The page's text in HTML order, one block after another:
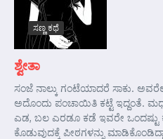
ಸಣ್ಣ ಕಥೆ
ಶ್ವೇತಾ
ಸಂಜೆ ನಾಲ್ಕು ಗಂಟೆಯಾದರೆ ಸಾಕು.
ಅದೊಂದು ಪಂಚಾಯಿತಿ ಕಟ್ಟೆ ಇದ್ದಂತೆ.
ಎಡ, ಬಲ ಎರಡೂ ಕಡೆ ಇವರೇ ಒಂದಷ್ಟು
ಕೊಡುವುದಕ್ಕೆ ಪೀಠಗಳನ್ನು